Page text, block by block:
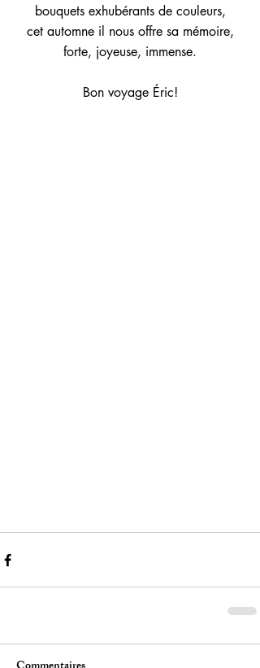
bouquets exhubérants de couleurs,
cet automne il nous offre sa mémoire,
forte, joyeuse, immense.
Bon voyage Éric!